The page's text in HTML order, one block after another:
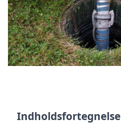
Indholdsfortegnelse